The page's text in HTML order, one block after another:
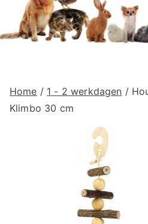
Home / 1 - 2 werkdagen /
Klimbo 30 cm